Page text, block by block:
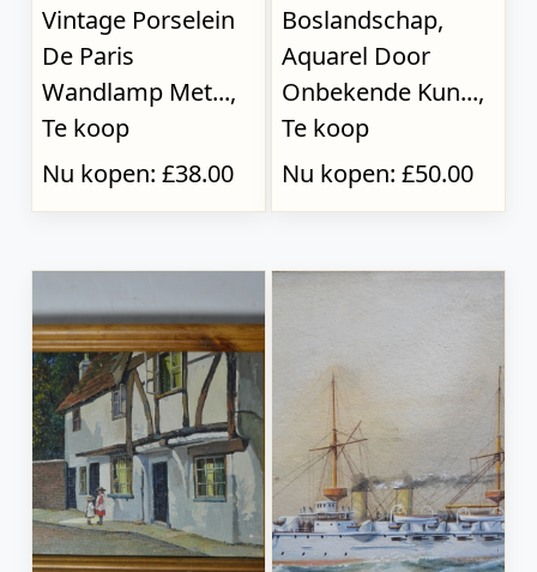
Vintage Porselein
De Paris
Wandlamp Met...,
Te koop
Nu kopen: £38.00
Boslandschap,
Aquarel Door
Onbekende Kun...,
Te koop
Nu kopen: £50.00